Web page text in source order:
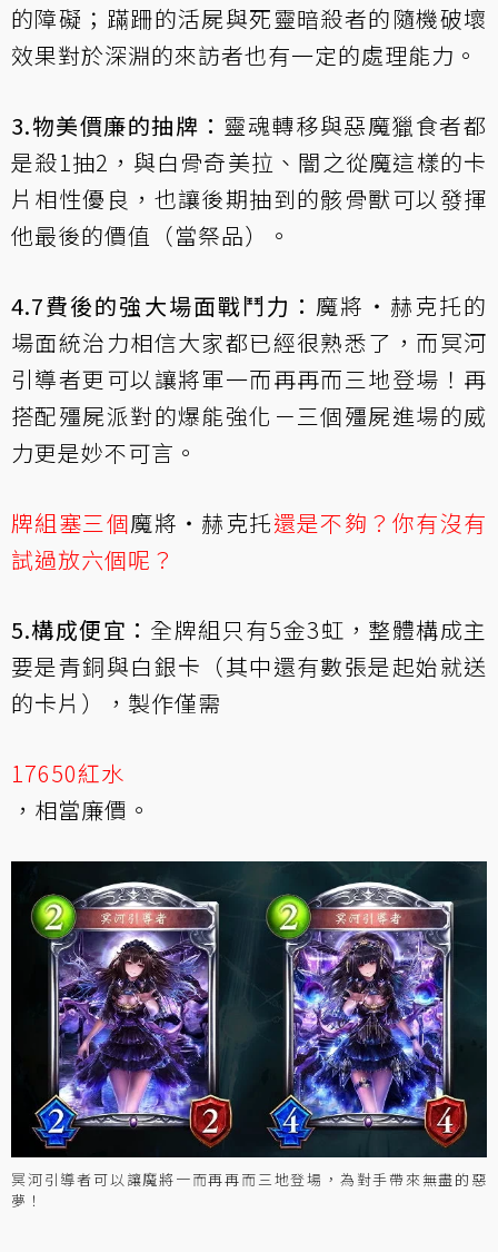
的障礙； 蹣跚的活屍與死靈暗殺者的隨機破壞
效果對於深淵的來訪者也有一定的處理能力。
3.物美價廉的抽牌： 靈魂轉移與惡魔獵食者都
是殺1抽2，與白骨奇美拉 、 闇之從魔這樣的卡
片相性優良，也讓後期抽到的骸骨獸可以發揮
他最後的價值（當祭品）。
4.7費後的強大場面戰鬥力： 魔將‧赫克托的
場面統治力相信大家都已經很熟悉了，而冥河
引導者更可以讓將軍一而再再而三地登場！再
搭配殭屍派對的爆能強化－三個殭屍進場的威
力更是妙不可言。
牌組塞三個魔將‧赫克托還是不夠？你有沒有
試過放六個呢？
5.構成便宜： 全牌組只有5金3虹，整體構成主
要是青銅與白銀卡（其中還有數張是起始就送
的卡片），製作僅需
17650紅水
，相當廉價。
冥河引導者可以讓魔將一而再再而三地登場，為對手帶來無盡的惡
夢！